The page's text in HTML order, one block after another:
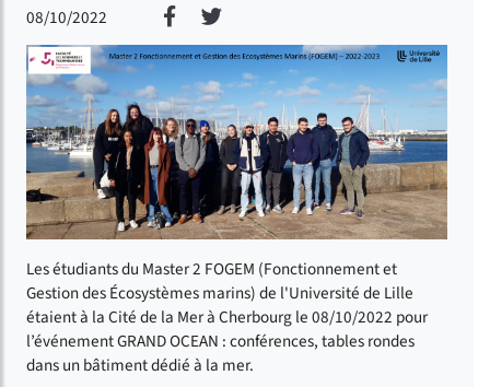
08/10/2022 Partager sur Facebook
Partager sur Twitter
Les étudiants du Master 2 FOGEM (Fonctionnement et
Gestion des Écosystèmes marins) de l'Université de Lille
étaient à la Cité de la Mer à Cherbourg le 08/10/2022 pour
l’événement GRAND OCEAN : conférences, tables rondes
dans un bâtiment dédié à la mer.